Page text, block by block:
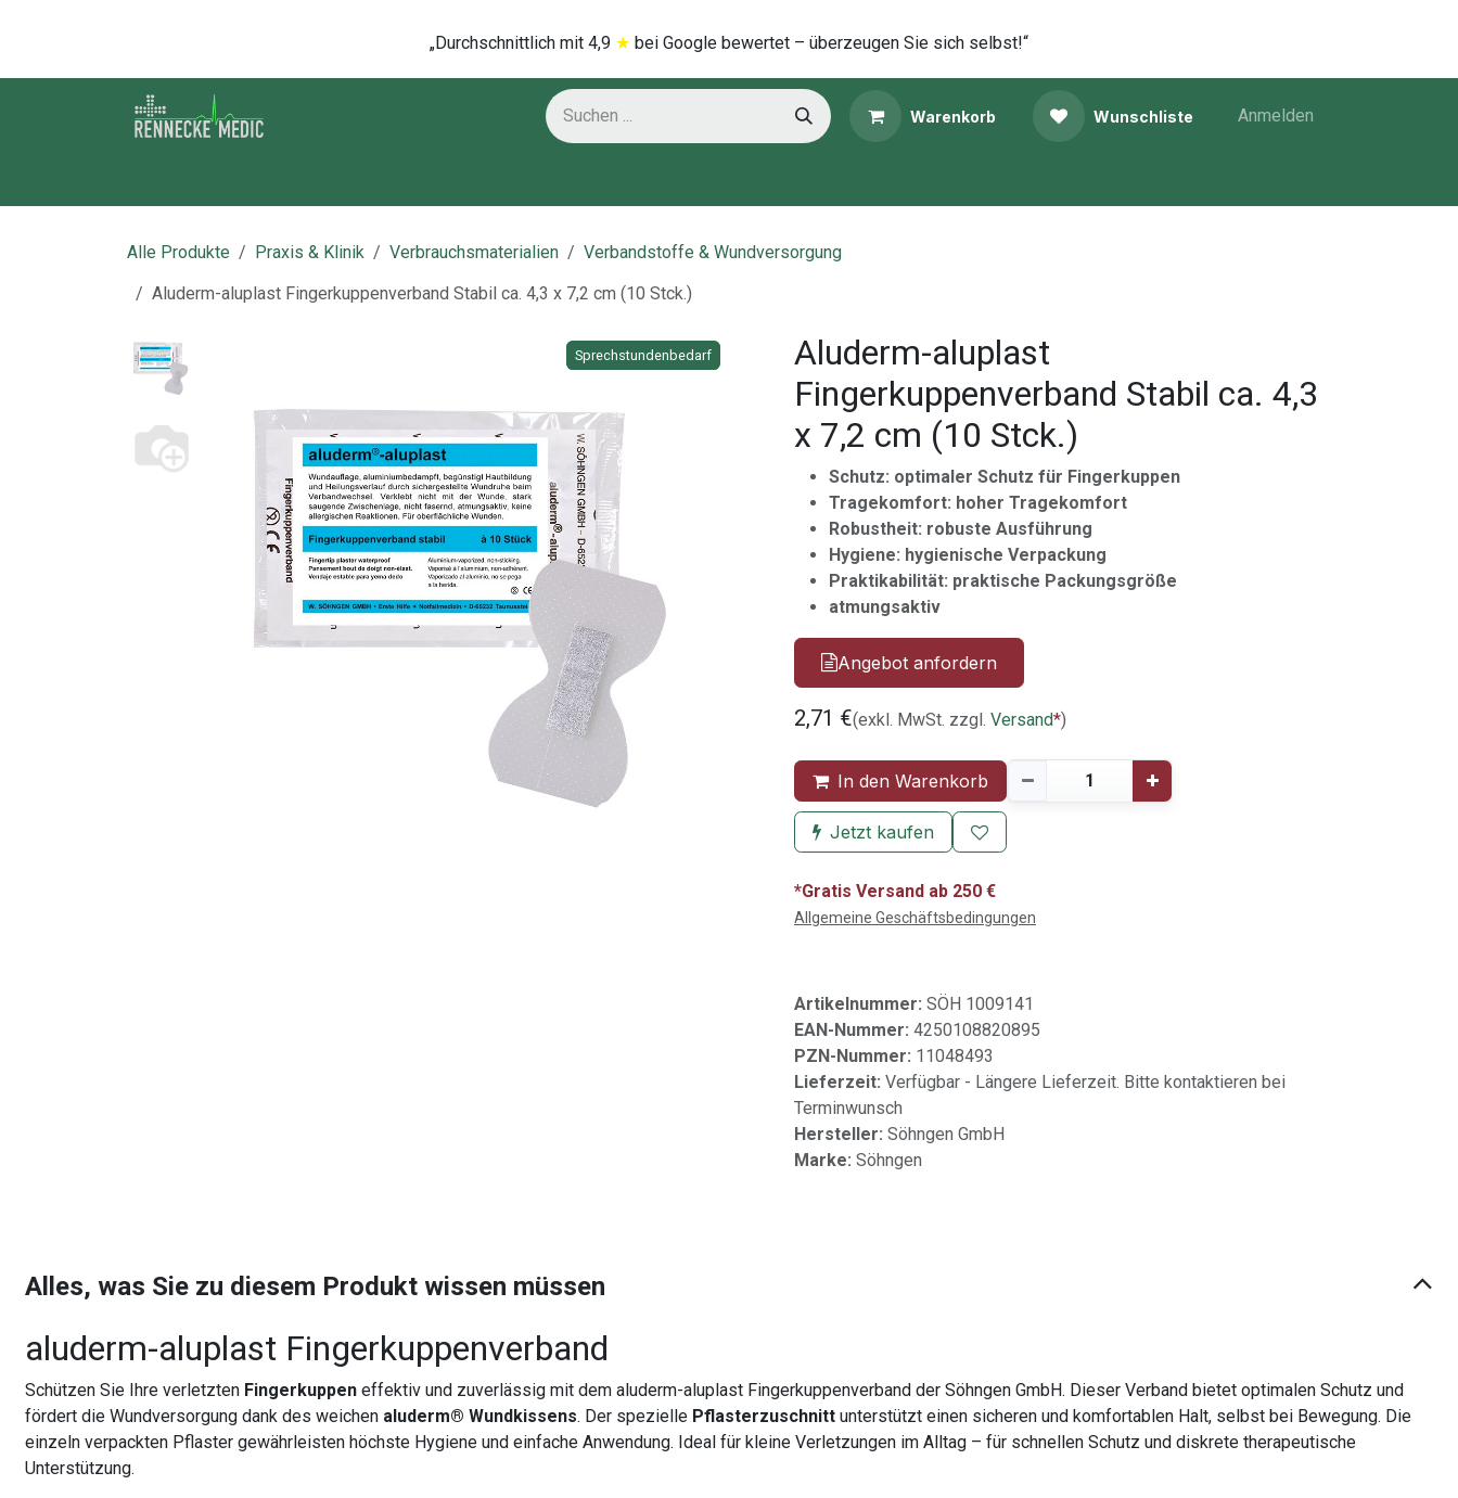
„Durchschnittlich mi​t 4,9 ★ bei Google bewertet – überzeugen Sie sich selbst!“
Warenkorb Wunschliste Anmelden
Alle Produkte Praxis & Klinik Verbrauchsmaterialien
Verbandstoffe & Wundversorgung
Aluderm-aluplast Fingerkuppenverband Stabil ca. 4,3 x 7,2 cm (10 Stck.)
Sprechstundenbedarf
Sprechstundenbedarf
Aluderm-aluplast
Fingerkuppenverband Stabil ca. 4,3
x 7,2 cm (10 Stck.)
Schutz: optimaler Schutz für Fingerkuppen
Tragekomfort: hoher Tragekomfort
Robustheit: robuste Ausführung
Hygiene: hygienische Verpackung
Praktikabilität: praktische Packungsgröße
atmungsaktiv
Angebot anfordern
2,71 €(exkl. MwSt. zzgl. Versand*)
In den Warenkorb
Jetzt kaufen
*Gratis Versand ab 250 €
Allgemeine Geschäftsbedingungen
Artikelnummer: SÖH 1009141
EAN-Nummer: 4250108820895
PZN-Nummer: 11048493
Lieferzeit: Verfügbar - Längere Lieferzeit. Bitte kontaktieren bei
Terminwunsch
Hersteller: Söhngen GmbH
Marke: Söhngen
Alles, was Sie zu diesem Produkt wissen müssen
aluderm-aluplast Fingerkuppenverband
Schützen Sie Ihre verletzten Fingerkuppen effektiv und zuverlässig mit dem aluderm-aluplast Fingerkuppenverband der Söhngen GmbH. Dieser Verband bietet optimalen Schutz und
fördert die Wundversorgung dank des weichen aluderm® Wundkissens. Der spezielle Pflasterzuschnitt unterstützt einen sicheren und komfortablen Halt, selbst bei Bewegung. Die
einzeln verpackten Pflaster gewährleisten höchste Hygiene und einfache Anwendung. Ideal für kleine Verletzungen im Alltag – für schnellen Schutz und diskrete therapeutische
Unterstützung.